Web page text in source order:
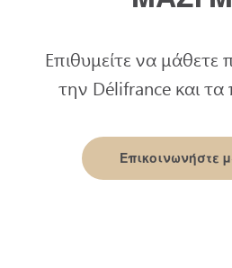
Επιθυμείτε να μάθετε
την Délifrance και
Επικοινωνήστε